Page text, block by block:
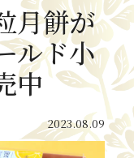
月餅が
ルド小
中
2023.08.09